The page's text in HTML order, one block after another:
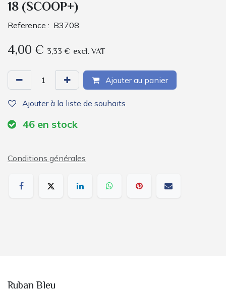
18 (SCOOP+)
Reference : B3708
4,00€ 3,33 € excl. VAT
Ajouter au panier
Ajouter à la liste de souhaits
46 en stock
Conditions générales
Ruban Bleu